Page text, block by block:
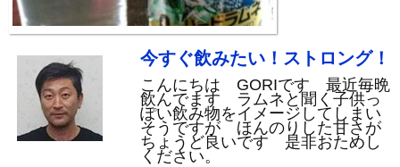
今すぐ飲みたい！ストロング！
こんにちは GORIです 最近毎晩
飲んでます ラムネと聞く子供っ
ぽい飲み物をイメージしてしまい
そうですが ほんのりした甘さが
ちょうど良いです 是非おためし
ください。